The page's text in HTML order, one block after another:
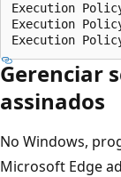
Execution
Execution
Gerenciar
assinados
No Windows,
Microsoft Edge